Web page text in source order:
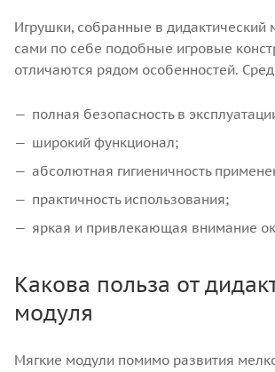
Игрушки, собранные в дидактический
сами по себе подобные игровые
отличаются рядом особенностей.
полная безопасность в
широкий функционал;
абсолютная гигиеничность
практичность использования;
яркая и привлекающая внимание
Какова польза от
модуля
Мягкие модули помимо развития